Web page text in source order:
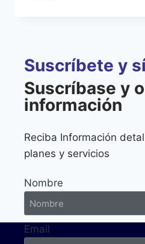
Suscríbete y
Suscríbase y
información
Reciba Información
planes y servicios
Nombre
Email